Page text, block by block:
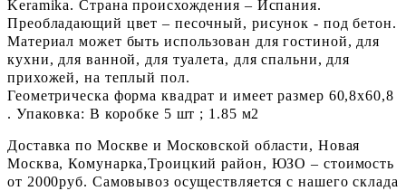
Keramika. Страна происхождения – Испания.
Преобладающий цвет – песочный, рисунок - под бетон.
Материал может быть использован для гостиной, для
кухни, для ванной, для туалета, для спальни, для
прихожей, на теплый пол.
Геометрическа форма квадрат и имеет размер 60,8x60,8
. Упаковка: В коробке 5 шт ; 1.85 м2
Доставка по Москве и Московской области, Новая
Москва, Комунарка,Троицкий район, ЮЗО – стоимость
от 2000руб. Самовывоз осуществляется с нашего склада